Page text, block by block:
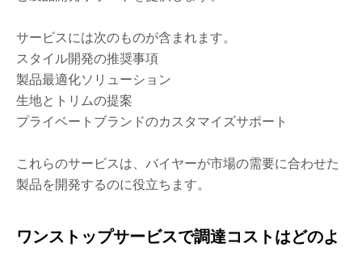
サービスには次のものが含まれます。
スタイル開発の推奨事項
製品最適化ソリューション
生地とトリムの提案
プライベートブランドのカスタマイズサポート
これらのサービスは、バイヤーが市場の需要に合わせた
製品を開発するのに役立ちます。
ワンストップサービスで調達コストはどのよ